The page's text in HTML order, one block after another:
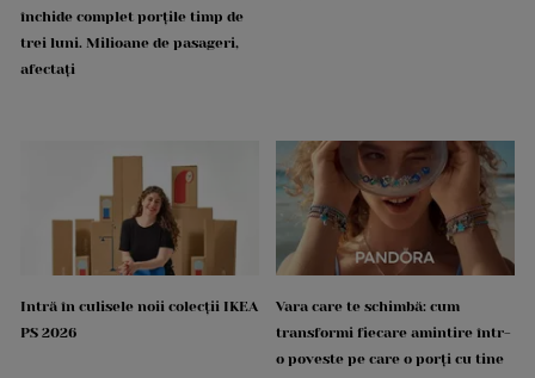
închide complet porțile timp de
trei luni. Milioane de pasageri,
afectați
Intră în culisele noii colecții IKEA
PS 2026
Vara care te schimbă: cum
transformi fiecare amintire într-
o poveste pe care o porți cu tine